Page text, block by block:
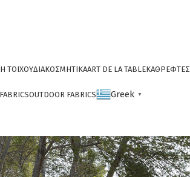
ΤΟΙΧΟΥΔΙΑΚΟΣΜΗΤΙΚΑART DE LA TABLEΚΑΘΡΕΦΤΕΣ
OUTDOOR FABRICS Greek ▼